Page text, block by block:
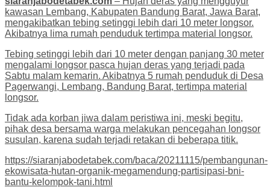
kawasan Lembang, Kabupaten Bandung Barat, Jawa Barat,
mengakibatkan tebing setinggi lebih dari 10 meter longsor.
Akibatnya lima rumah penduduk tertimpa material longsor.
Tebing setinggi lebih dari 10 meter dengan panjang 30 meter
mengalami longsor pasca hujan deras yang terjadi pada
Sabtu malam kemarin. Akibatnya 5 rumah penduduk di Desa
Pagerwangi, Lembang, Bandung Barat, tertimpa material
longsor.
Tidak ada korban jiwa dalam peristiwa ini, meski begitu,
pihak desa bersama warga melakukan pencegahan longsor
susulan, karena sudah terjadi retakan di beberapa titik.
https://siaranjabodetabek.com/baca/20211115/pembangunan-
ekowisata-hutan-organik-megamendung-partisipasi-bni-
bantu-kelompok-tani.html